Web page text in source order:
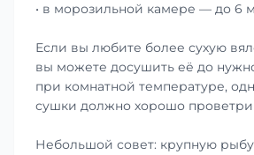
• в морозильной камере — до 6
Если вы любите более сухую
вы можете досушить её до
при комнатной температуре,
сушки должно хорошо
Небольшой совет: крупную